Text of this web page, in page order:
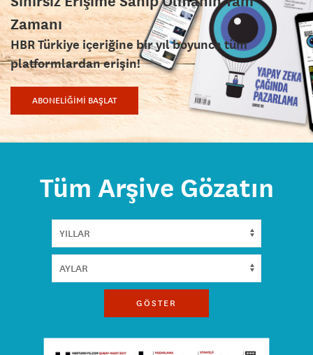
Zamanı
HBR Türkiye içeriğine bir yıl boyunca tüm
platformlardan erişin!
ABONELİĞİMİ BAŞLAT
Tüm Arşive Gözatın
GÖSTER